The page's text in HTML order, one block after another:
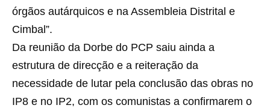
órgãos autárquicos e na Assembleia Distrital e
Cimbal”.
Da reunião da Dorbe do PCP saiu ainda a
estrutura de direcção e a reiteração da
necessidade de lutar pela conclusão das obras no
IP8 e no IP2, com os comunistas a confirmarem o